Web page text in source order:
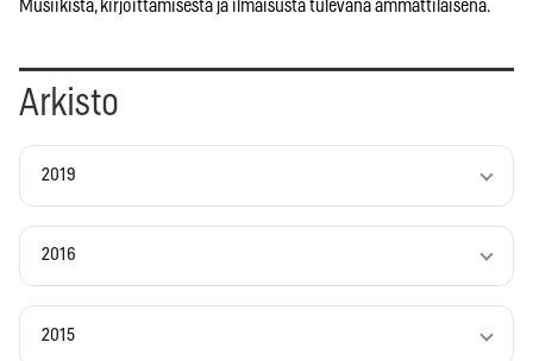
Musiikista, kirjoittamisesta ja ilmaisusta tulevana ammattilaisena.
Arkisto
2019
2016
2015